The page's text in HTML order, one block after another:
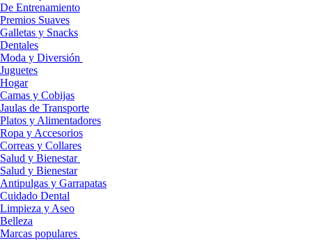
De Entrenamiento
Premios Suaves
Galletas y Snacks
Dentales
Moda y Diversión
Juguetes
Hogar
Camas y Cobijas
Jaulas de Transporte
Platos y Alimentadores
Ropa y Accesorios
Correas y Collares
Salud y Bienestar
Salud y Bienestar
Antipulgas y Garrapatas
Cuidado Dental
Limpieza y Aseo
Belleza
Marcas populares